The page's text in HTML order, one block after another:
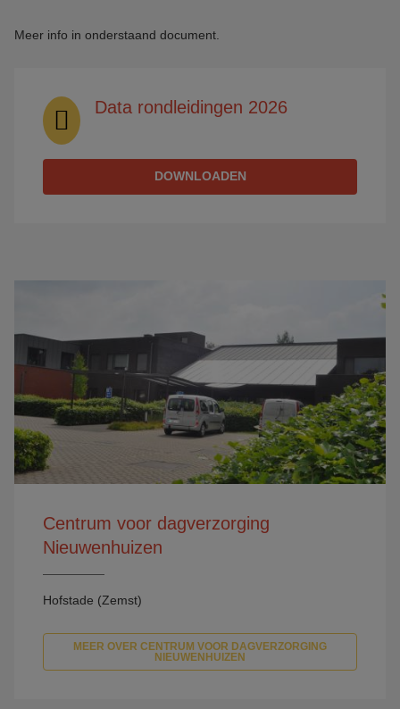
Meer info in onderstaand document.
Data rondleidingen 2026
DOWNLOADEN
Centrum voor dagverzorging
Nieuwenhuizen
Hofstade (Zemst)
MEER OVER CENTRUM VOOR DAGVERZORGING
NIEUWENHUIZEN